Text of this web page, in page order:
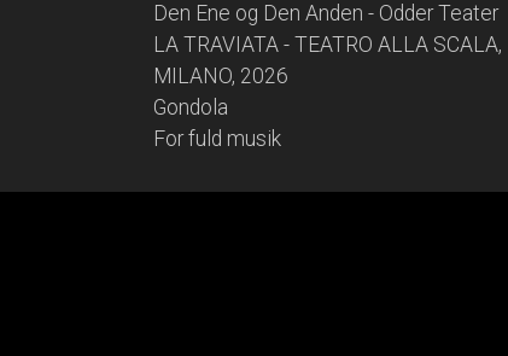
Den Ene og Den Anden - Odder Teater
LA TRAVIATA - TEATRO ALLA SCALA,
MILANO, 2026
Gondola
For fuld musik